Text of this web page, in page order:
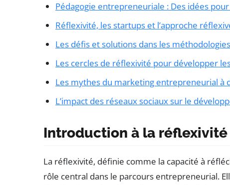
Pédagogie entrepreneuriale : Des idées
Réflexivité, les startups et l’approche
Les défis et solutions dans les
Les cercles de réflexivité pour développer
Les mythes du marketing entrepreneurial à
L’impact des réseaux sociaux sur le
Introduction à la
La réflexivité, définie comme la capacité à
rôle central dans le parcours entrepreneurial.